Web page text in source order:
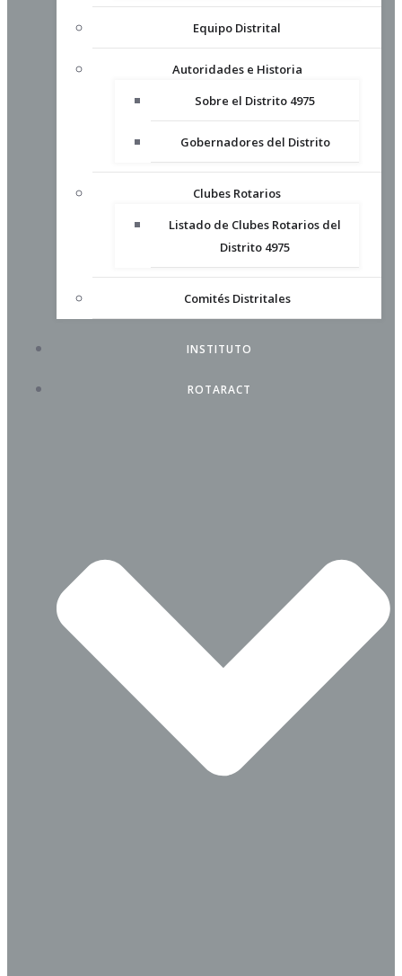
Equipo Distrital
Autoridades e Historia
Sobre el Distrito 4975
Gobernadores del Distrito
Clubes Rotarios
Listado de Clubes Rotarios del
Distrito 4975
Comités Distritales
INSTITUTO
ROTARACT